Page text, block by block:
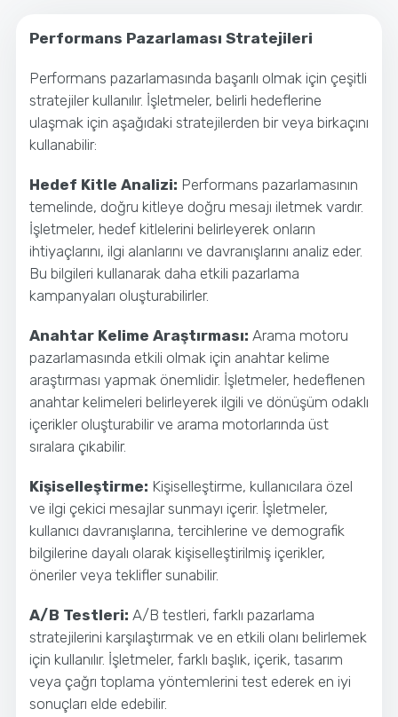
Performans Pazarlaması Stratejileri
Performans pazarlamasında başarılı olmak için çeşitli
stratejiler kullanılır. İşletmeler, belirli hedeflerine
ulaşmak için aşağıdaki stratejilerden bir veya birkaçını
kullanabilir:
Hedef Kitle Analizi: Performans pazarlamasının
temelinde, doğru kitleye doğru mesajı iletmek vardır.
İşletmeler, hedef kitlelerini belirleyerek onların
ihtiyaçlarını, ilgi alanlarını ve davranışlarını analiz eder.
Bu bilgileri kullanarak daha etkili pazarlama
kampanyaları oluşturabilirler.
Anahtar Kelime Araştırması: Arama motoru
pazarlamasında etkili olmak için anahtar kelime
araştırması yapmak önemlidir. İşletmeler, hedeflenen
anahtar kelimeleri belirleyerek ilgili ve dönüşüm odaklı
içerikler oluşturabilir ve arama motorlarında üst
sıralara çıkabilir.
Kişiselleştirme: Kişiselleştirme, kullanıcılara özel
ve ilgi çekici mesajlar sunmayı içerir. İşletmeler,
kullanıcı davranışlarına, tercihlerine ve demografik
bilgilerine dayalı olarak kişiselleştirilmiş içerikler,
öneriler veya teklifler sunabilir.
A/B Testleri: A/B testleri, farklı pazarlama
stratejilerini karşılaştırmak ve en etkili olanı belirlemek
için kullanılır. İşletmeler, farklı başlık, içerik, tasarım
veya çağrı toplama yöntemlerini test ederek en iyi
sonuçları elde edebilir.